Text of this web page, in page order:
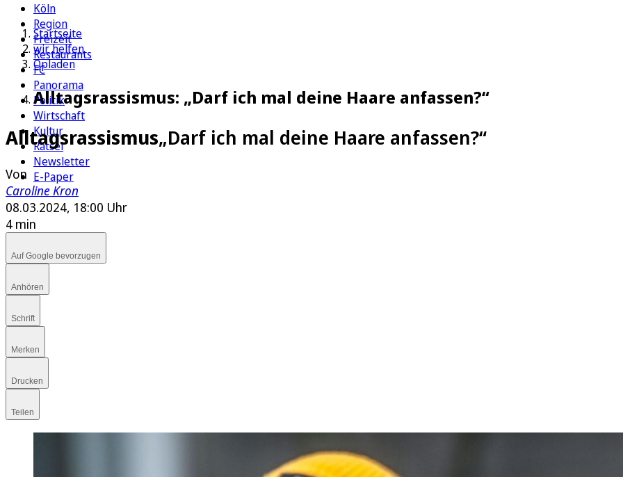
Köln
Region
Freizeit
Restaurants
FC
Panorama
Politik
Wirtschaft
Kultur
Rätsel
Newsletter
E-Paper
Startseite
wir helfen
Opladen
Alltagsrassismus: „Darf ich mal deine Haare anfassen?“
Alltagsrassismus„Darf ich mal deine Haare anfassen?“
Von
Caroline Kron
08.03.2024, 18:00 Uhr
4 min
Auf Google bevorzugen
Anhören
Schrift
Merken
Drucken
Teilen